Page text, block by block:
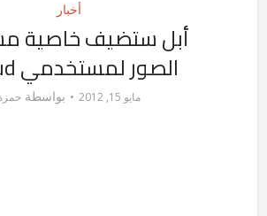
أخبار
أبل ستضيف خاصية
الصور لمستخدمي iCloud
مايو 15, 2012 بواسطة